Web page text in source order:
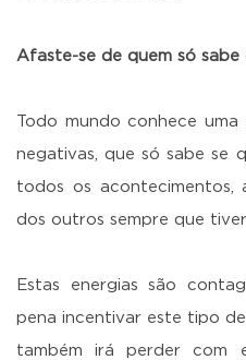
Afaste-se de quem só sabe
Todo mundo conhece
negativas, que só sabe se
todos os acontecimentos,
dos outros sempre que
Estas energias são
pena incentivar este tipo
também irá perder com